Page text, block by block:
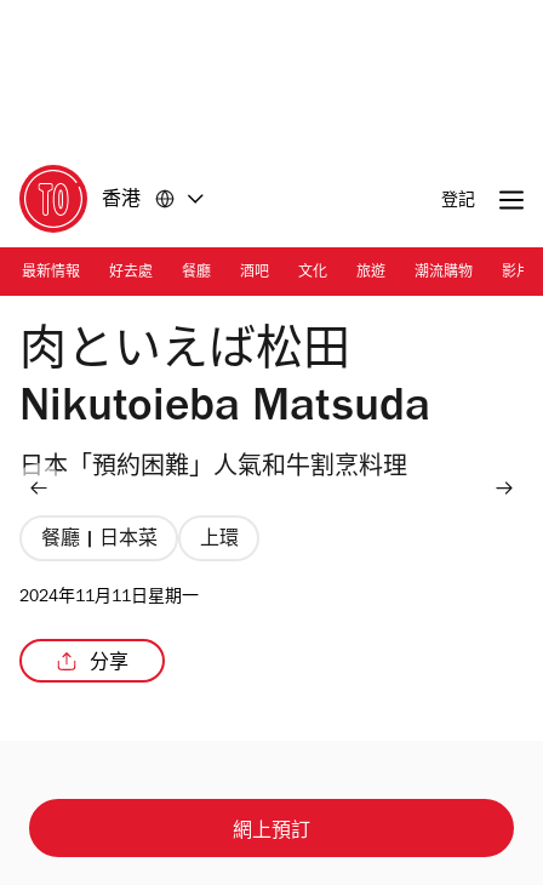
香港 登記
最新情報 好去處 餐廳 酒吧 文化 旅遊 潮流購物 影片
Photograph: Ann Chiu
肉といえば松田
Nikutoieba Matsuda
日本「預約困難」人氣和牛割烹料理
餐廳 | 日本菜 上環
2024年11月11日星期一
分享
網上預訂